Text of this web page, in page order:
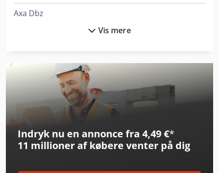
Axa Dbz
Axa Vpc 45 U
Dalex Pl 40
Haas Ec-400
Haas St-40
Vis mere
Indryk nu en annonce fra 4,49 €*
11 millioner af købere venter på dig